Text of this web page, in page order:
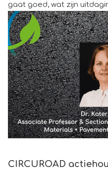
gaat goed, wat zijn
samen te werken met de
aan Katerina Varveri,
Head Biobased
Engineering bij TU Delft.
perspectieven werken we
duurzame wegen.”
CIRCUROAD actiehouder
CIRCUROAD